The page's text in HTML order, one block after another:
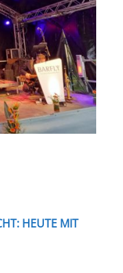
HEUTE MIT